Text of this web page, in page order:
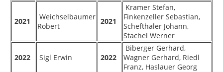
2021
Weichselbaumer
Robert
2021
Kramer Stefan,
Finkenzeller Sebastian,
Schefthaler Johann,
Stachel Werner
2022 Sigl Erwin 2022
Biberger Gerhard,
Wagner Gerhard, Riedl
Franz, Haslauer Georg